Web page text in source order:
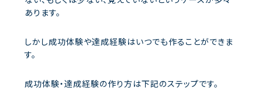
あります。
しかし成功体験や達成経験はいつでも作ることができま
す。
成功体験・達成経験の作り方は下記のステップです。